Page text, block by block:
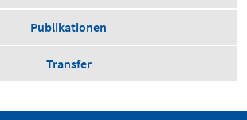
Publikationen
Transfer